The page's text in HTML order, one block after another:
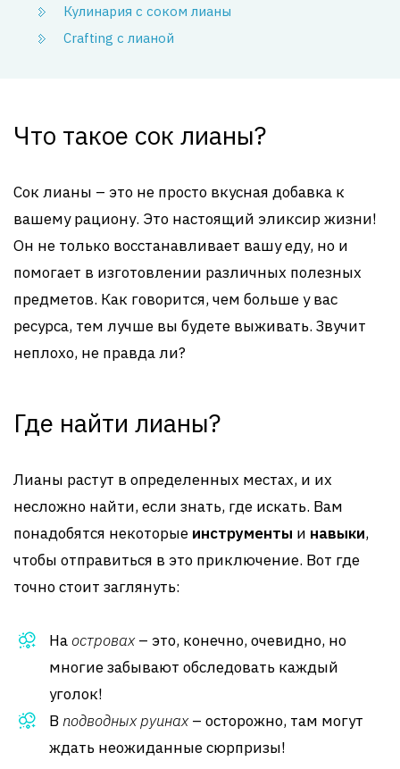
Кулинария с соком лианы
Crafting с лианой
Что такое сок лианы?
Сок лианы – это не просто вкусная добавка к
вашему рациону. Это настоящий эликсир жизни!
Он не только восстанавливает вашу еду, но и
помогает в изготовлении различных полезных
предметов. Как говорится, чем больше у вас
ресурса, тем лучше вы будете выживать. Звучит
неплохо, не правда ли?
Где найти лианы?
Лианы растут в определенных местах, и их
несложно найти, если знать, где искать. Вам
понадобятся некоторые инструменты и навыки,
чтобы отправиться в это приключение. Вот где
точно стоит заглянуть:
На островах– это, конечно, очевидно, но
многие забывают обследовать каждый
уголок!
Вподводных руинах– осторожно, там могут
ждать неожиданные сюрпризы!